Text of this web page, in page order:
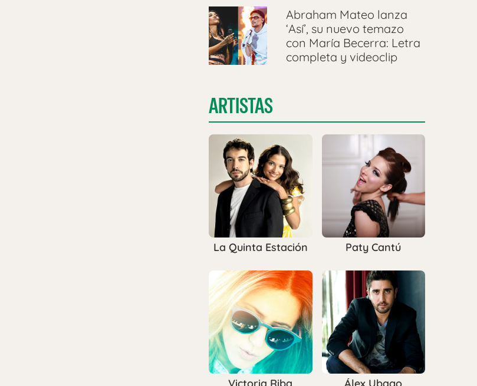
Abraham Mateo lanza
‘Así’, su nuevo temazo
con María Becerra: Letra
completa y videoclip
ARTISTAS
La Quinta Estación Paty Cantú